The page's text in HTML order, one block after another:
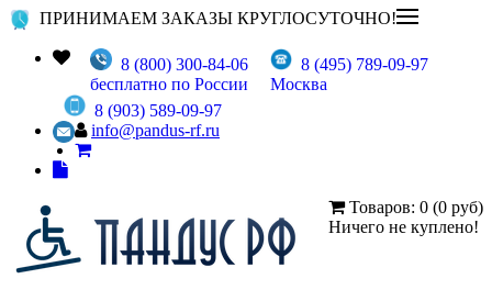
ПРИНИМАЕМ ЗАКАЗЫ КРУГЛОСУТОЧНО!
8 (800) 300-84-06
бесплатно по России
8 (495) 789-09-97
Москва
8 (903) 589-09-97
info@pandus-rf.ru
Товаров: 0 (0 руб)
Ничего не куплено!